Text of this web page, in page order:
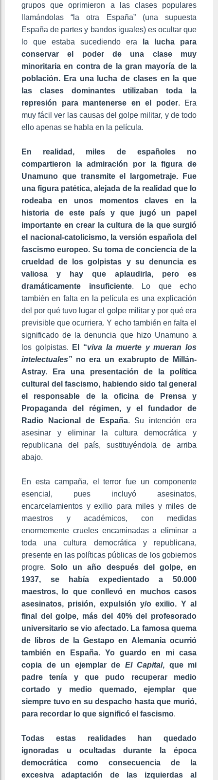
grupos que oprimieron a las clases populares
llamándolas “la otra España” (una supuesta
España de partes y bandos iguales) es ocultar que
lo que estaba sucediendo era
la lucha para
conservar el poder de una clase muy
minoritaria en contra de la gran mayoría de la
población. Era una lucha de clases en la que
las clases dominantes utilizaban toda la
represión para mantenerse en el poder. Era
muy fácil ver las causas del golpe militar, y de todo
ello apenas se habla en la película.
En realidad, miles de españoles no
compartieron la admiración por la figura de
Unamuno que transmite el largometraje. Fue
una figura patética, alejada de la realidad que lo
rodeaba en unos momentos claves en la
historia de este país y que jugó un papel
importante en crear la cultura de la que surgió
el nacional-catolicismo, la versión española del
fascismo europeo. Su toma de conciencia de la
crueldad de los golpistas y su denuncia es
valiosa y hay que aplaudirla, pero es
dramáticamente insuficiente. Lo que echo
también en falta en la película es una explicación
del por qué tuvo lugar el golpe militar y por qué era
previsible que ocurriera. Y echo también en falta el
significado de la denuncia que hizo Unamuno a
los golpistas.
El “viva la muerte y mueran los
intelectuales” no era un exabrupto de Millán-
Astray. Era una presentación de la política
cultural del fascismo, habiendo sido tal general
el responsable de la oficina de Prensa y
Propaganda del régimen, y el fundador de
Radio Nacional de España. Su intención era
asesinar y eliminar la cultura democrática y
republicana del país, sustituyéndola de arriba
abajo.
En esta campaña, el terror fue un componente
esencial, pues incluyó asesinatos,
encarcelamientos y exilio para miles y miles de
maestros y académicos, con medidas
enormemente crueles encaminadas a eliminar a
toda una cultura democrática y republicana,
presente en las políticas públicas de los gobiernos
progre.Solo un año después del golpe, en
1937, se había expedientado a 50.000
maestros, lo que conllevó en muchos casos
asesinatos, prisión, expulsión y/o exilio. Y al
final del golpe, más del 40% del profesorado
universitario se vio afectado. La famosa quema
de libros de la Gestapo en Alemania ocurrió
también en España. Yo guardo en mi casa
copia de un ejemplar de El Capital, que mi
padre tenía y que pudo recuperar medio
cortado y medio quemado, ejemplar que
siempre tuvo en su despacho hasta que murió,
para recordar lo que significó el fascismo.
Todas estas realidades han quedado
ignoradas u ocultadas durante la época
democrática como consecuencia de la
excesiva adaptación de las izquierdas al